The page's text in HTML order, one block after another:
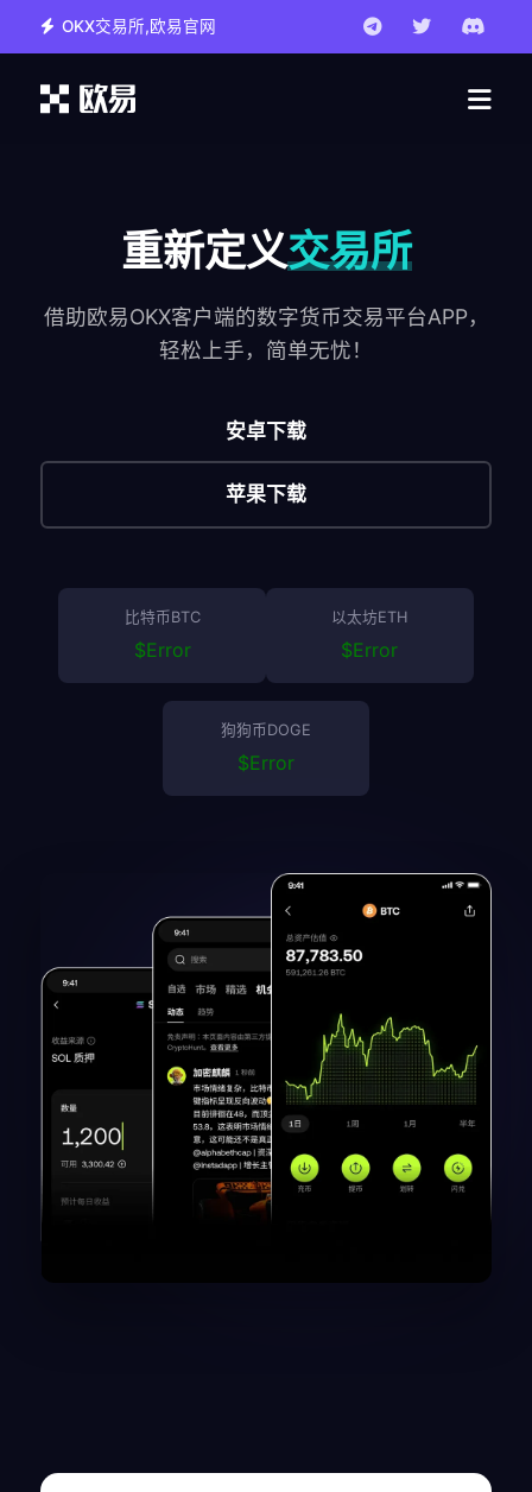
OKX交易所,欧易官网
重新定义交易所
借助欧易OKX客户端的数字货币交易平台APP，
轻松上手，简单无忧！
安卓下载
苹果下载
比特币BTC
$Error
以太坊ETH
$Error
狗狗币DOGE
$Error